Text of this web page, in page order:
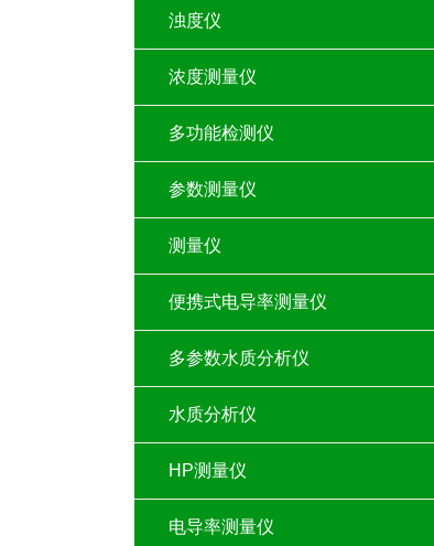
浊度仪
浓度测量仪
多功能检测仪
参数测量仪
测量仪
便携式电导率测量仪
多参数水质分析仪
水质分析仪
HP测量仪
电导率测量仪